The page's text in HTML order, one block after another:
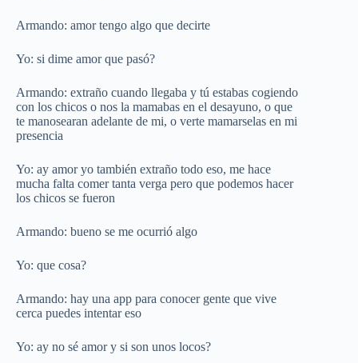
Armando: amor tengo algo que decirte
Yo: si dime amor que pasó?
Armando: extraño cuando llegaba y tú estabas cogiendo
con los chicos o nos la mamabas en el desayuno, o que
te manosearan adelante de mi, o verte mamarselas en mi
presencia
Yo: ay amor yo también extraño todo eso, me hace
mucha falta comer tanta verga pero que podemos hacer
los chicos se fueron
Armando: bueno se me ocurrió algo
Yo: que cosa?
Armando: hay una app para conocer gente que vive
cerca puedes intentar eso
Yo: ay no sé amor y si son unos locos?